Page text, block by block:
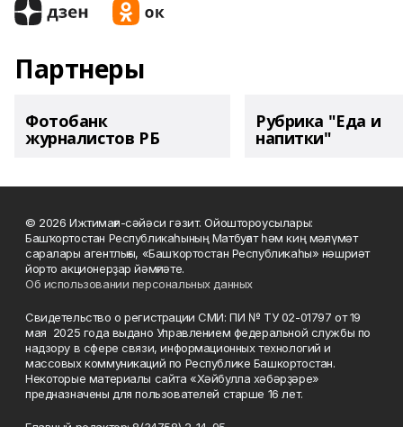
Партнеры
Фотобанк
журналистов РБ
Рубрика "Еда и
напитки"
© 2026 Ижтимағи-сәйәси гәзит. Ойоштороусылары:
Башҡортостан Республикаһының Матбуғат һәм киң мәғлүмәт
саралары агентлығы, «Башҡортостан Республикаһы» нәшриәт
йорто акционерҙар йәмғиәте.
Об использовании персональных данных
Свидетельство о регистрации СМИ: ПИ № ТУ 02-01797 от 19
мая 2025 года выдано Управлением федеральной службы по
надзору в сфере связи, информационных технологий и
массовых коммуникаций по Республике Башкортостан.
Некоторые материалы сайта «Хәйбулла хәбәрҙәре»
предназначены для пользователей старше 16 лет.